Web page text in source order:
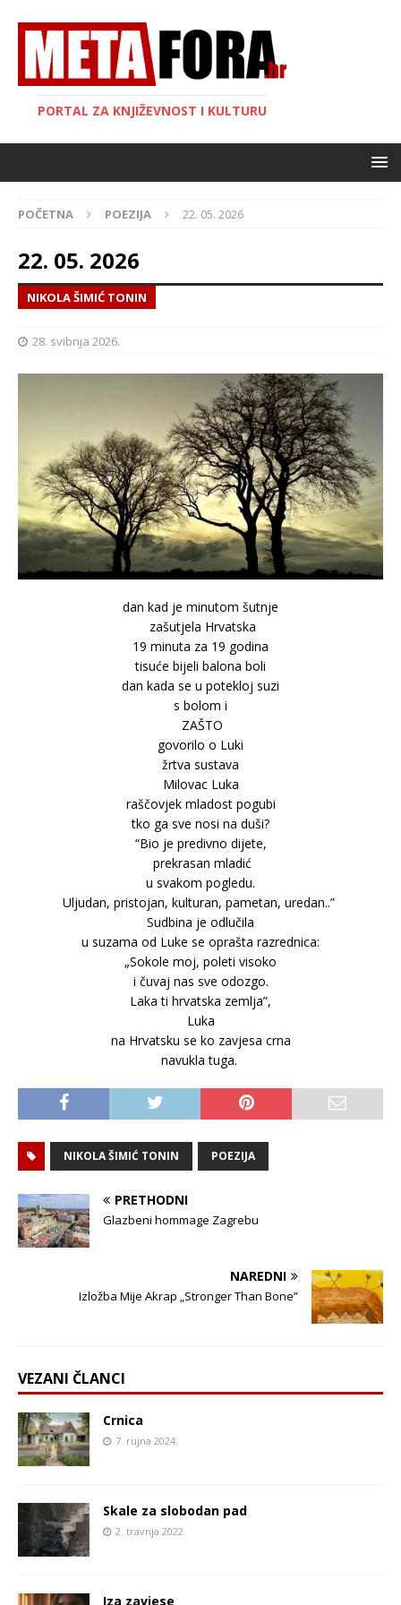
PORTAL ZA KNJIŽEVNOST I KULTURU
POČETNA POEZIJA 22. 05. 2026
22. 05. 2026
NIKOLA ŠIMIĆ TONIN
28. svibnja 2026.
dan kad je minutom šutnje
zašutjela Hrvatska
19 minuta za 19 godina
tisuće bijeli balona boli
dan kada se u potekloj suzi
s bolom i
ZAŠTO
govorilo o Luki
žrtva sustava
Milovac Luka
raščovjek mladost pogubi
tko ga sve nosi na duši?
“Bio je predivno dijete,
prekrasan mladić
u svakom pogledu.
Uljudan, pristojan, kulturan, pametan, uredan..”
Sudbina je odlučila
u suzama od Luke se oprašta razrednica:
„Sokole moj, poleti visoko
i čuvaj nas sve odozgo.
Laka ti hrvatska zemlja”,
Luka
na Hrvatsku se ko zavjesa crna
navukla tuga.
NIKOLA ŠIMIĆ TONIN POEZIJA
PRETHODNI
Glazbeni hommage Zagrebu
NAREDNI
Izložba Mije Akrap „Stronger Than Bone”
VEZANI ČLANCI
Crnica
7. rujna 2024.
Skale za slobodan pad
2. travnja 2022.
Iza zavjese